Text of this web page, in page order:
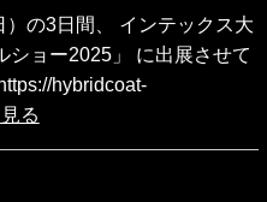
の3日間、 インテックス大
ショー2025」 に出展させて
hybridcoat-
る